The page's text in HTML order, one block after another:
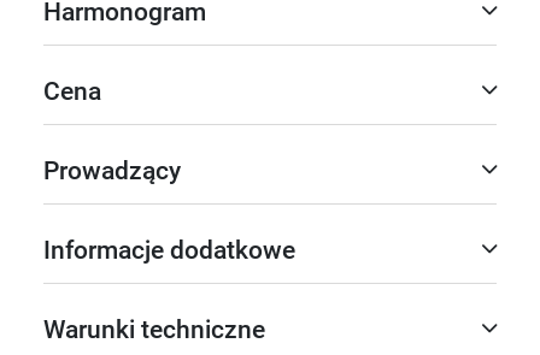
Harmonogram
Cena
Prowadzący
Informacje dodatkowe
Warunki techniczne